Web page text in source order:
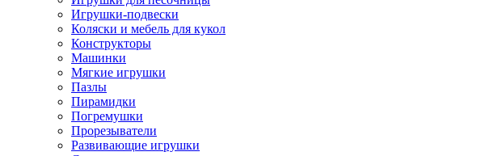
Игрушки-подвески
Коляски и мебель для кукол
Конструкторы
Машинки
Мягкие игрушки
Пазлы
Пирамидки
Погремушки
Прорезыватели
Развивающие игрушки